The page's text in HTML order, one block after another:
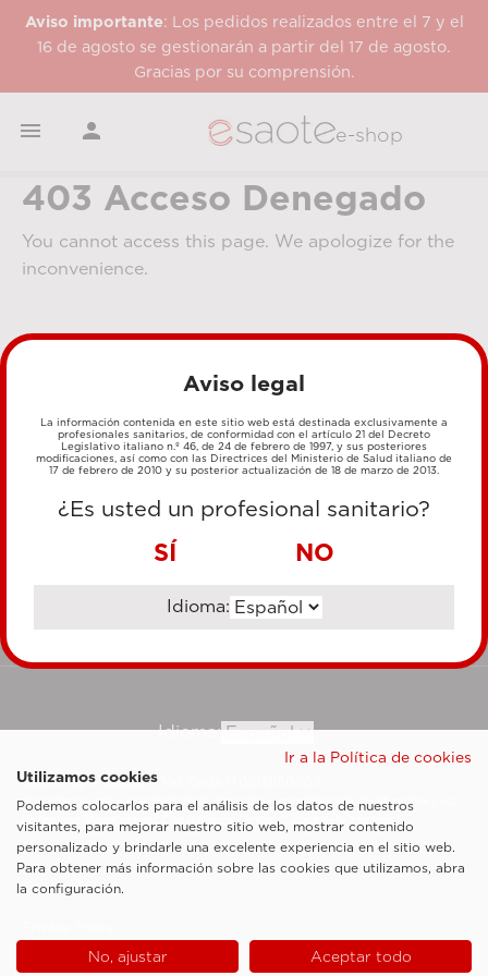
Aviso importante: Los pedidos realizados entre el 7 y el
16 de agosto se gestionarán a partir del 17 de agosto.
Gracias por su comprensión.
  e-shop
403 Acceso Denegado
You cannot access this page. We apologize for the
inconvenience.
MÉTODOS DE PAGO
TRANSFERENCIA BANCARIA
Idioma:
Esaote SpA ©2026 - Vat Code IT05131180969
Sociedad sujeta a la actividad de dirección y coordinación de Shanghai Luzi
Enterprise Management Consultancy Center (Limited Partnership)
Notas legales
Cookie Policy
Aviso legal
La información contenida en este sitio web está destinada exclusivamente a
profesionales sanitarios, de conformidad con el artículo 21 del Decreto
Legislativo italiano n.º 46, de 24 de febrero de 1997, y sus posteriores
modificaciones, así como con las Directrices del Ministerio de Salud italiano de
17 de febrero de 2010 y su posterior actualización de 18 de marzo de 2013.
¿Es usted un profesional sanitario?
SÍ NO
Idioma:
Ir a la Política de cookies
Utilizamos cookies
Podemos colocarlos para el análisis de los datos de nuestros
visitantes, para mejorar nuestro sitio web, mostrar contenido
personalizado y brindarle una excelente experiencia en el sitio web.
Para obtener más información sobre las cookies que utilizamos, abra
la configuración.
No, ajustar Aceptar todo